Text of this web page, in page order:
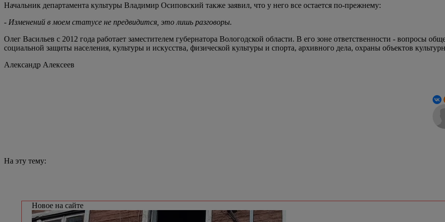
Начальник департамента культуры Владимир Осиповский также заявил, что у него все остается по-прежнему:
- Изменений в моем статусе не предвидится, это лишь разговоры.
Олег Васильев с 2012 года работает заместителем губернатора Вологодской области. В его зоне ответственности - вопросы
социальной защиты населения, культуры и искусства, физической культуры и спорта, архивного дела, охраны объектов
Александр Алексеев
На эту тему:
Новое на сайте